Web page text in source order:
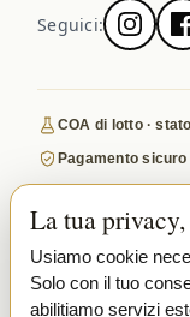
Seguici:
COA di lotto ·
Pagamento sicuro
Indoor premium ·
Recensito su
PAGAMENTI
La tua
Usiamo cookie
Solo con il tuo
abilitiamo servizi